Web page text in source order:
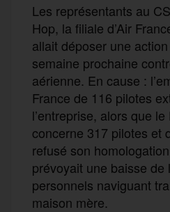
Les représentants au
Hop, la filiale d’Air
allait déposer une
semaine prochaine
aérienne. En cause :
France de 116 pilotes
l’entreprise, alors que
concerne 317 pilotes et
refusé son
prévoyait une baisse
personnels naviguant
maison mère.